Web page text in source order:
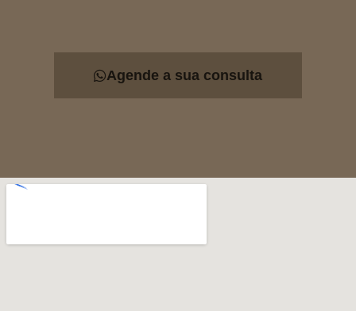
Agende a sua consulta